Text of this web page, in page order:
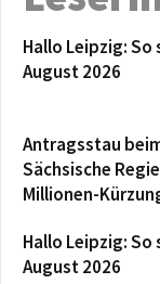
Hallo Leipzig:
August 2026
Antragsstau
Sächsische
Millionen-
Hallo Leipzig:
August 2026